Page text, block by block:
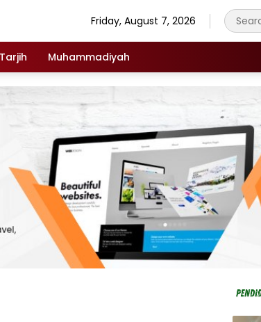
Friday, August 7, 2026
Tarjih Muhammadiyah